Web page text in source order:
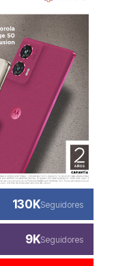
130KSeguidores
9KSeguidores